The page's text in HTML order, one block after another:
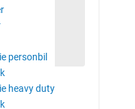
personbil
heavy duty